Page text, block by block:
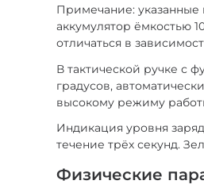
Примечание: указанные
аккумулятор ёмкостью
отличаться в
В тактической ручке с
градусов,
высокому режиму
Индикация уровня
течение трёх секунд.
Физические